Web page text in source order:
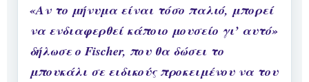
«Αν το μήνυμα είναι τόσο παλιό, μπορεί
να ενδιαφερθεί κάποιο μουσείο γι’ αυτό»
δήλωσε ο Fischer, που θα δώσει το
μπουκάλι σε ειδικούς προκειμένου να του